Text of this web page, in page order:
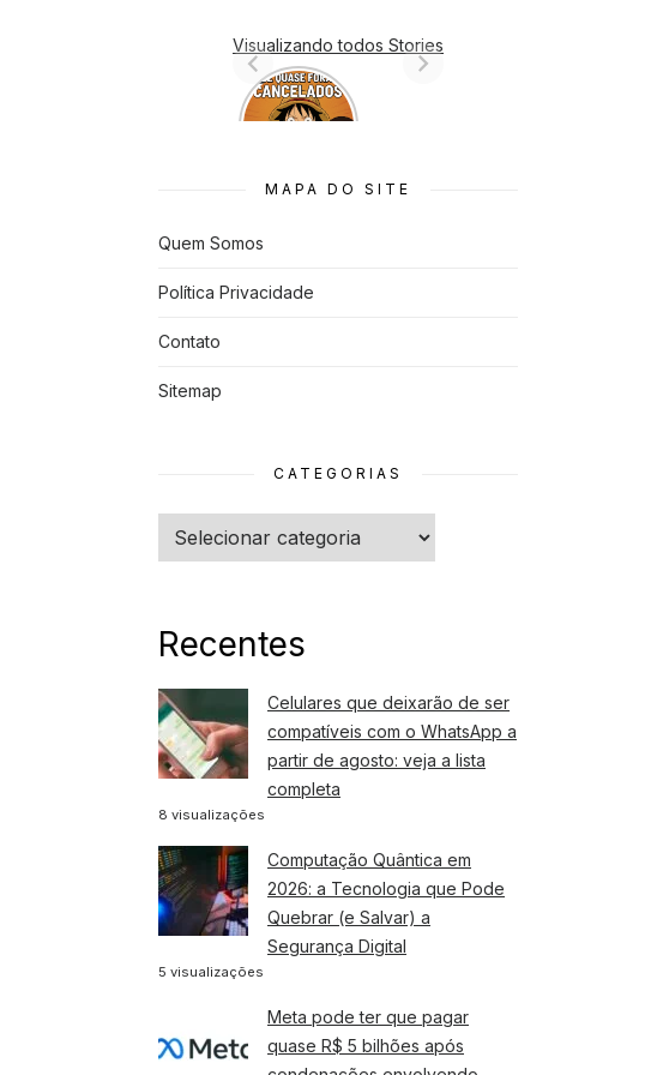
Visualizando todos Stories
7 Animes
que quase
MAPA DO SITE
Quem Somos
Política Privacidade
Contato
Sitemap
CATEGORIAS
Categorias
Recentes
Celulares que deixarão de ser
compatíveis com o WhatsApp a
partir de agosto: veja a lista
completa
8 visualizações
Computação Quântica em
2026: a Tecnologia que Pode
Quebrar (e Salvar) a
Segurança Digital
5 visualizações
Meta pode ter que pagar
quase R$ 5 bilhões após